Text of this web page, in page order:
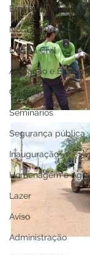
Emenda
Nota de Pesar
Defesa Civil
Alagação e
Comunidade
Seminários
Segurança pública
Inauguração
Homenagem e
Lazer
Aviso
Administração